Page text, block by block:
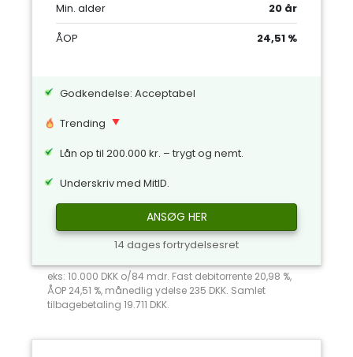
Min. alder
20 år
ÅOP
24,51 %
Godkendelse: Acceptabel
Trending
Lån op til 200.000 kr. – trygt og nemt.
Underskriv med MitID.
ANSØG HER
14 dages fortrydelsesret
eks: 10.000 DKK o/84 mdr. Fast debitorrente 20,98 %,
ÅOP 24,51 %, månedlig ydelse 235 DKK. Samlet
tilbagebetaling 19.711 DKK.